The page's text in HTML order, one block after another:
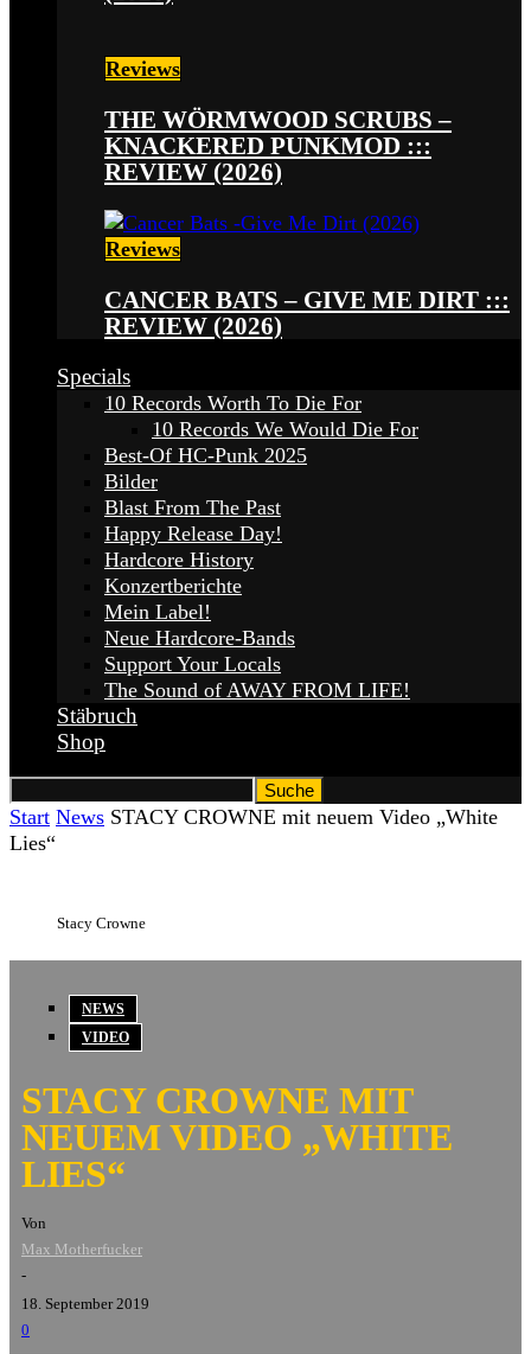
Reviews
THE WÖRMWOOD SCRUBS –
KNACKERED PUNKMOD :::
REVIEW (2026)
Reviews
CANCER BATS – GIVE ME DIRT :::
REVIEW (2026)
Specials
10 Records Worth To Die For
10 Records We Would Die For
Best-Of HC-Punk 2025
Bilder
Blast From The Past
Happy Release Day!
Hardcore History
Konzertberichte
Mein Label!
Neue Hardcore-Bands
Support Your Locals
The Sound of AWAY FROM LIFE!
Stäbruch
Shop
Start News STACY CROWNE mit neuem Video „White
Lies“
Stacy Crowne
NEWS
VIDEO
STACY CROWNE MIT
NEUEM VIDEO „WHITE
LIES“
Von
Max Motherfucker
-
18. September 2019
0